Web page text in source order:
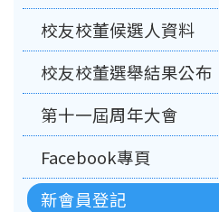
校友校董候選人資料
校友校董選舉結果公布
第十一屆周年大會
Facebook專頁
新會員登記